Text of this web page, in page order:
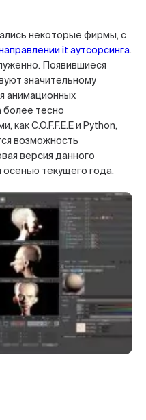
некоторые фирмы, с
it аутсорсинга.
Появившиеся
значительному
анимационных
более тесно
как C.O.F.F.E.E и Python,
возможность
версия данного
текущего года.